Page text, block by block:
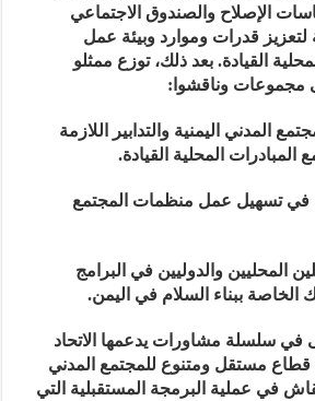
الإصلاح والصندوق الاجتماعي
لتعزيز قدرات وموارد وبيئة عمل
القيادة. بعد ذلك، توزع ممثلو
مجموعات وناقشوا:
المدني اليمنية والتدابير اللازمة
المحلية القيادة.
في تسهيل عمل منظمات المجتمع
المحليين والدوليين في البرامج
الخاصة ببناء السلام في اليمن.
في سلسلة مشاورات يدعمها الاتحاد
قطاع مستقل ومتنوع للمجتمع المدني
في عملية البرمجة المستقبلية التي